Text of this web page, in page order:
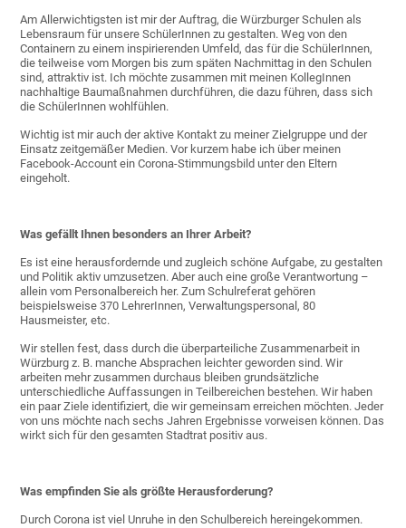
Am Allerwichtigsten ist mir der Auftrag, die Würzburger Schulen als
Lebensraum für unsere SchülerInnen zu gestalten. Weg von den
Containern zu einem inspirierenden Umfeld, das für die SchülerInnen,
die teilweise vom Morgen bis zum späten Nachmittag in den Schulen
sind, attraktiv ist. Ich möchte zusammen mit meinen KollegInnen
nachhaltige Baumaßnahmen durchführen, die dazu führen, dass sich
die SchülerInnen wohlfühlen.
Wichtig ist mir auch der aktive Kontakt zu meiner Zielgruppe und der
Einsatz zeitgemäßer Medien. Vor kurzem habe ich über meinen
Facebook-Account ein Corona-Stimmungsbild unter den Eltern
eingeholt.
Was gefällt Ihnen besonders an Ihrer Arbeit?
Es ist eine herausfordernde und zugleich schöne Aufgabe, zu gestalten
und Politik aktiv umzusetzen. Aber auch eine große Verantwortung –
allein vom Personalbereich her. Zum Schulreferat gehören
beispielsweise 370 LehrerInnen, Verwaltungspersonal, 80
Hausmeister, etc.
Wir stellen fest, dass durch die überparteiliche Zusammenarbeit in
Würzburg z. B. manche Absprachen leichter geworden sind. Wir
arbeiten mehr zusammen durchaus bleiben grundsätzliche
unterschiedliche Auffassungen in Teilbereichen bestehen. Wir haben
ein paar Ziele identifiziert, die wir gemeinsam erreichen möchten. Jeder
von uns möchte nach sechs Jahren Ergebnisse vorweisen können. Das
wirkt sich für den gesamten Stadtrat positiv aus.
Was empfinden Sie als größte Herausforderung?
Durch Corona ist viel Unruhe in den Schulbereich hereingekommen.